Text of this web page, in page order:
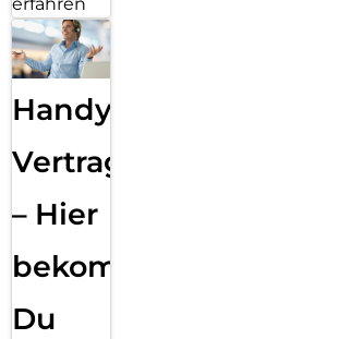
Handy
Vertragsabwicklung
– Hier
bekommst
Du